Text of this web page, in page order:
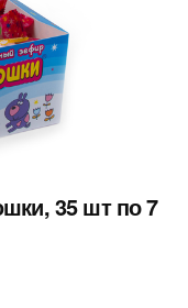
35 шт по 7